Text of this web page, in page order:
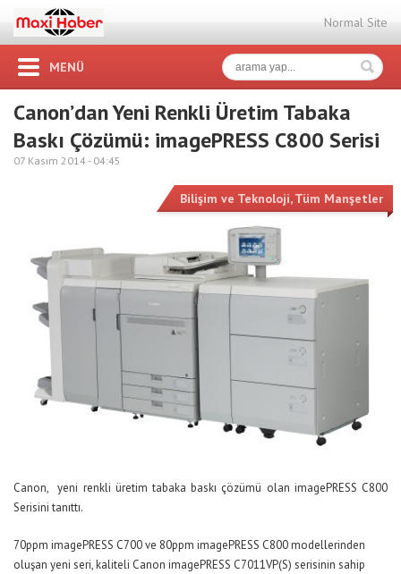
Normal Site
MENÜ
Canon’dan Yeni Renkli Üretim Tabaka
Baskı Çözümü: imagePRESS C800 Serisi
07 Kasım 2014 - 04:45
Bilişim ve Teknoloji,Tüm Manşetler
Canon, yeni renkli üretim tabaka baskı çözümü olan imagePRESS C800
Serisini tanıttı.
70ppm imagePRESS C700 ve 80ppm imagePRESS C800 modellerinden
oluşan yeni seri, kaliteli Canon imagePRESS C7011VP(S) serisinin sahip